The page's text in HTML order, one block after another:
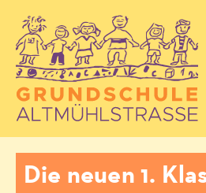
Die neuen 1.